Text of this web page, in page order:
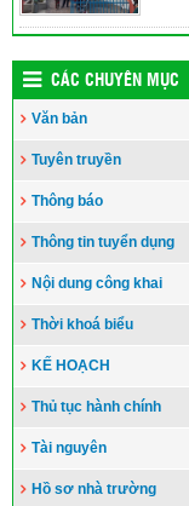
CÁC CHUYÊN MỤC
Văn bản
Tuyên truyền
Thông báo
Thông tin tuyển dụng
Nội dung công khai
Thời khoá biểu
KẾ HOẠCH
Thủ tục hành chính
Tài nguyên
Hồ sơ nhà trường